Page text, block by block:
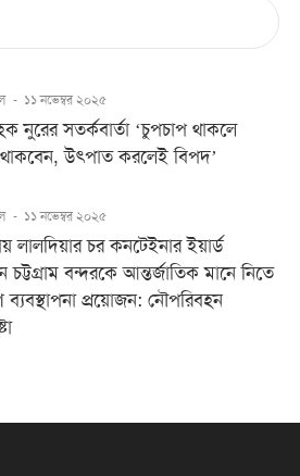
- ১১ নভেম্বর ২০২৫
নুরের সতর্কবার্তা ‘চুপচাপ থাকলে
উৎপাত করলেই বিপদ’
- ১১ নভেম্বর ২০২৫
লালদিয়ার চর কনটেইনার ইয়ার্ড
চট্টগ্রাম বন্দরকে আন্তর্জাতিক মানে নিতে
ব্যবস্থাপনা প্রয়োজন: নৌপরিবহন